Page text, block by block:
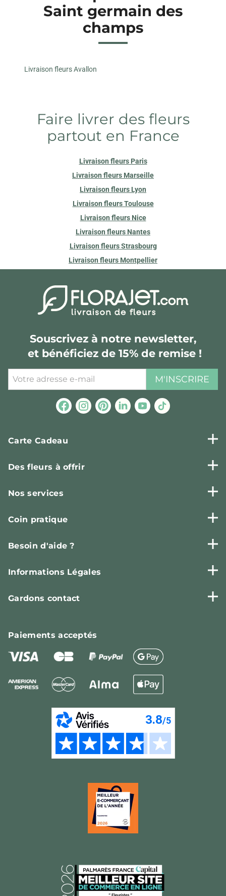
Saint germain des
champs
Livraison fleurs Avallon
Faire livrer des fleurs
partout en France
Livraison fleurs Paris
Livraison fleurs Marseille
Livraison fleurs Lyon
Livraison fleurs Toulouse
Livraison fleurs Nice
Livraison fleurs Nantes
Livraison fleurs Strasbourg
Livraison fleurs Montpellier
Souscrivez à notre newsletter,
et bénéficiez de 15% de remise !
M'INSCRIRE
Carte Cadeau
Des fleurs à offrir
Nos services
Coin pratique
Besoin d'aide ?
Informations Légales
Gardons contact
Paiementsacceptés